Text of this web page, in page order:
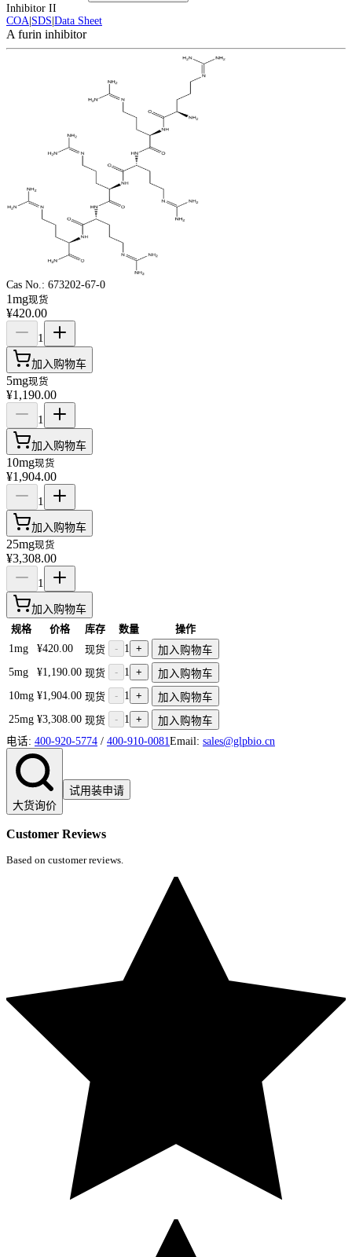
Inhibitor II
COA SDS Data Sheet
A furin inhibitor
Cas No.: 673202-67-0
1mg现货
¥420.00
1
加入购物车
5mg现货
¥1,190.00
1
加入购物车
10mg现货
¥1,904.00
1
加入购物车
25mg现货
¥3,308.00
1
加入购物车
规格 价格 库存 数量
操作
1mg
¥420.00 现货 - 1 +
加入购物车
5mg
¥1,190.00 现货 - 1 +
加入购物车
10mg ¥1,904.00 现货 - 1 +
加入购物车
25mg ¥3,308.00 现货 - 1 +
加入购物车
电话: 400-920-5774 / 400-910-0081 Email: sales@glpbio.cn
大货询价
试用装申请
Customer Reviews
Based on customer reviews.